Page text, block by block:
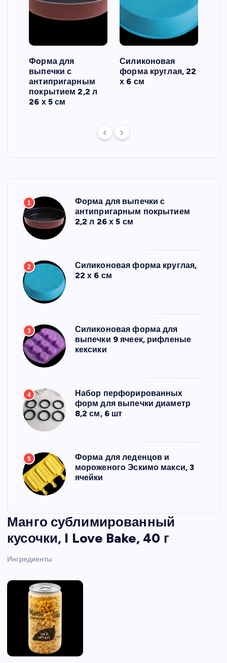
Форма для
выпечки с
антипригарным
покрытием 2,2 л
26 х 5 см
Силиконовая
форма круглая, 22
х 6 см
1
Форма для выпечки с
антипригарным покрытием
2,2 л 26 х 5 см
2
Силиконовая форма круглая,
22 х 6 см
3
Силиконовая форма для
выпечки 9 ячеек, рифленые
кексики
4
Набор перфорированных
форм для выпечки диаметр
8,2 см, 6 шт
5
Форма для леденцов и
мороженого Эскимо макси, 3
ячейки
Манго сублимированный
кусочки, I Love Bake, 40 г
Ингредиенты